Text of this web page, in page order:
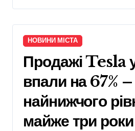
НОВИНИ МІСТА
Продажі Tesla
впали на 67%
найнижчого
майже три роки